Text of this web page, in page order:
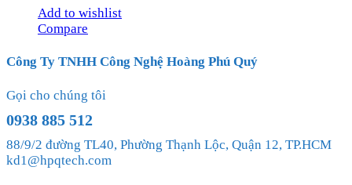
Add to wishlist
Compare
Công Ty TNHH Công Nghệ Hoàng Phú Quý
Gọi cho chúng tôi
0938 885 512
88/9/2 đường TL40, Phường Thạnh Lộc, Quận 12, TP.HCM
kd1@hpqtech.com